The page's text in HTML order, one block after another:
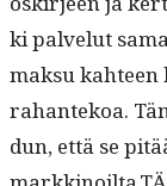
ki palve­lut
mak­su kah­teen
rahantekoa.
dun, että se